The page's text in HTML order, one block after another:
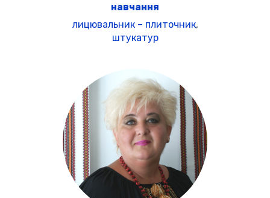
навчання
лицювальник – плиточник,
штукатур